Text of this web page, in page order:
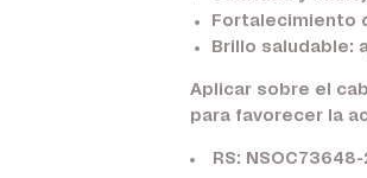
Fortalecimiento
Brillo saludable:
Aplicar sobre el
para favorecer la
RS: NSOC73648-